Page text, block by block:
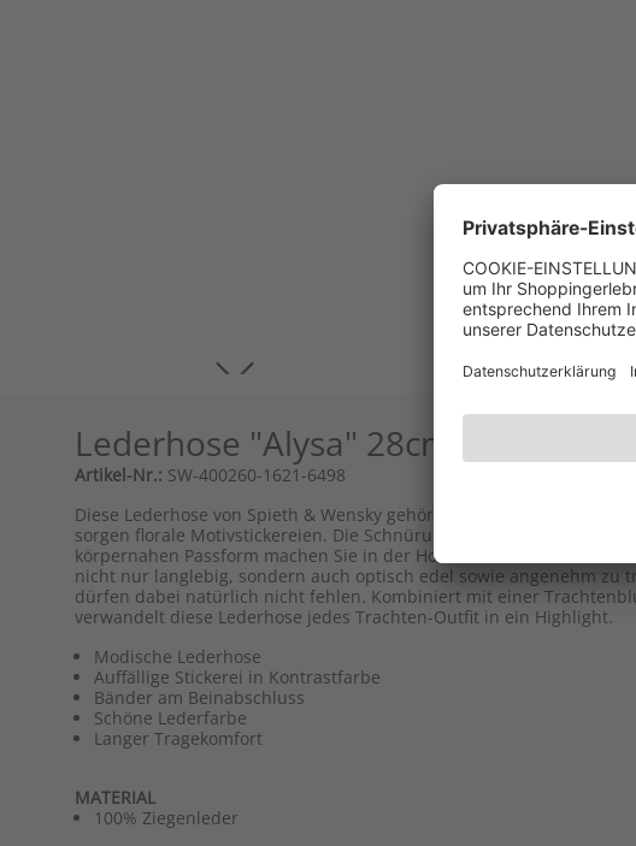
Lederhose "Alysa" 28cm, oxford/St
Artikel-Nr.: SW-400260-1621-6498
Diese Lederhose von Spieth & Wensky gehört einfach in Ihren
sorgen florale Motivstickereien. Die Schnürung auf den Beinen ist
körpernahen Passform machen Sie in der Hose außerdem eine
nicht nur langlebig, sondern auch optisch edel sowie angenehm zu
dürfen dabei natürlich nicht fehlen. Kombiniert mit einer
verwandelt diese Lederhose jedes Trachten-Outfit in ein Highlight.
Modische Lederhose
Auffällige Stickerei in Kontrastfarbe
Bänder am Beinabschluss
Schöne Lederfarbe
Langer Tragekomfort
MATERIAL
100% Ziegenleder